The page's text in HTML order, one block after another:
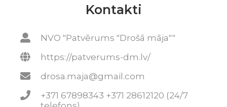
Kontakti
NVO "Patvērums "Drošā māja""
https://patverums-dm.lv/
drosa.maja@gmail.com
+371 67898343 +371 28612120 (24/7